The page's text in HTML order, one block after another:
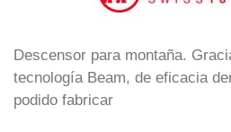
Descensor para montaña.
tecnología Beam, de eficacia
podido fabricar